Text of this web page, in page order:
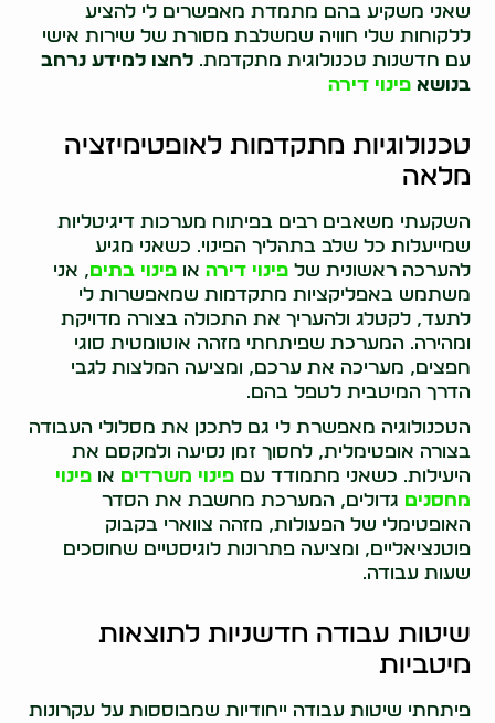
שאני משקיע בהם מתמדת מאפשרים לי להציע
ללקוחות שלי חוויה שמשלבת מסורת של שירות אישי
עם חדשנות טכנולוגית מתקדמת.לחצו למידע נרחב
בנושאפינוי דירה
טכנולוגיות מתקדמות לאופטימיזציה
מלאה
השקעתי משאבים רבים בפיתוח מערכות דיגיטליות
שמייעלות כל שלב בתהליך הפינוי. כשאני מגיע
להערכה ראשונית שלפינוי דירה אופינוי בתים, אני
משתמש באפליקציות מתקדמות שמאפשרות לי
לתעד, לקטלג ולהעריך את התכולה בצורה מדויקת
ומהירה. המערכת שפיתחתי מזהה אוטומטית סוגי
חפצים, מעריכה את ערכם, ומציעה המלצות לגבי
הדרך המיטבית לטפל בהם.
הטכנולוגיה מאפשרת לי גם לתכנן את מסלולי העבודה
בצורה אופטימלית, לחסוך זמן נסיעה ולמקסם את
היעילות. כשאני מתמודד עםפינוי משרדים אופינוי
מחסנים גדולים, המערכת מחשבת את הסדר
האופטימלי של הפעולות, מזהה צווארי בקבוק
פוטנציאליים, ומציעה פתרונות לוגיסטיים שחוסכים
שעות עבודה.
שיטות עבודה חדשניות לתוצאות
מיטביות
פיתחתי שיטות עבודה ייחודיות שמבוססות על עקרונות